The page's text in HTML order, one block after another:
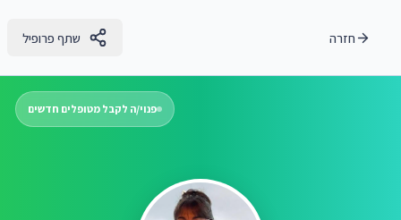
חזרה שתף פרופיל
פנוי/ה לקבל מטופלים חדשים